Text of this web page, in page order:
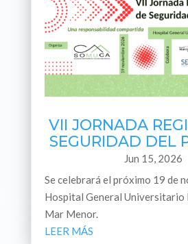
VII JORNADA
SEGURIDAD DEL
Jun 15, 2026
Se celebrará el próximo 19 de
Hospital General Universitario
Mar Menor.
LEER MÁS